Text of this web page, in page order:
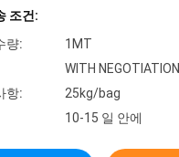
조건:
량:
1MT
WITH NEGOTIATION
항:
25kg/bag
10-15 일 안에